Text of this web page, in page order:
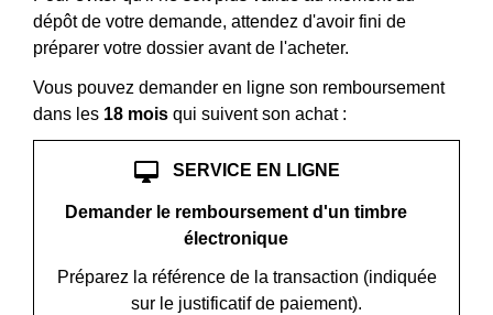
dépôt de votre demande, attendez d'avoir fini de
préparer votre dossier avant de l'acheter.
Vous pouvez demander en ligne son remboursement
dans les 18 mois qui suivent son achat :
desktop_mac SERVICE EN LIGNE
Demander le remboursement d'un timbre
électronique
Préparez la référence de la transaction (indiquée
sur le justificatif de paiement).